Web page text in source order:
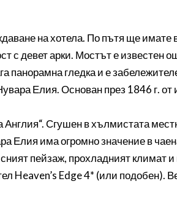
на хотела. По пътя ще
с девет арки. Мостът е известен
панорамна гледка и е
Елия. Основан през 1846 г.
Англия“. Сгушен в хълмистата
Елия има огромно значение в
пейзаж, прохладният климат
Heaven’s Edge 4* (или подобен).